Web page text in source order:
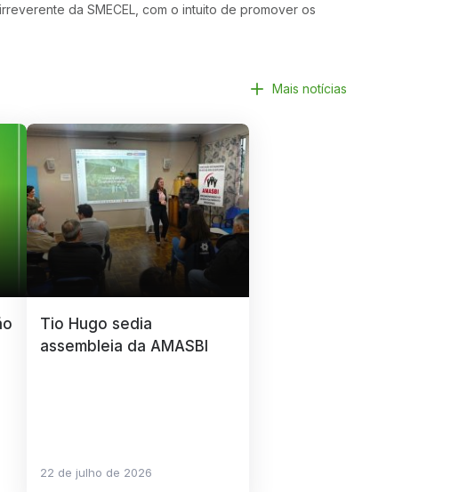
da SMECEL, com o intuito de promover os
Mais notícias
Tio Hugo sedia
assembleia da AMASBI
22 de julho de 2026